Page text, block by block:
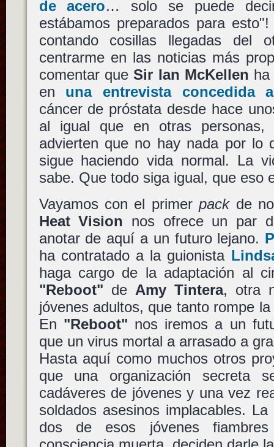
de acero… solo se puede
estábamos preparados para
contando cosillas llegadas del
centrarme en las noticias más
comentar queSir Ian McKellen ha
en una entrevista concedida
cáncer de próstata desde hace
al igual que en otras personas,
advierten que no hay nada por lo
sigue haciendo vida normal. La
sabe. Que todo siga igual, que eso
Vayamos con el primerpackde
Heat Vision nos ofrece un par
anotar de aquí a un futuro lejano.
ha contratado a la guionista
haga cargo de la adaptación al
"Reboot" de Amy Tintera, otra
jóvenes adultos, que tanto rompe
En "Reboot" nos iremos a un
que un virus mortal a arrasado a
Hasta aquí como muchos otros
que una organización secreta
cadáveres de jóvenes y una vez
soldados asesinos implacables.
dos de esos jóvenes